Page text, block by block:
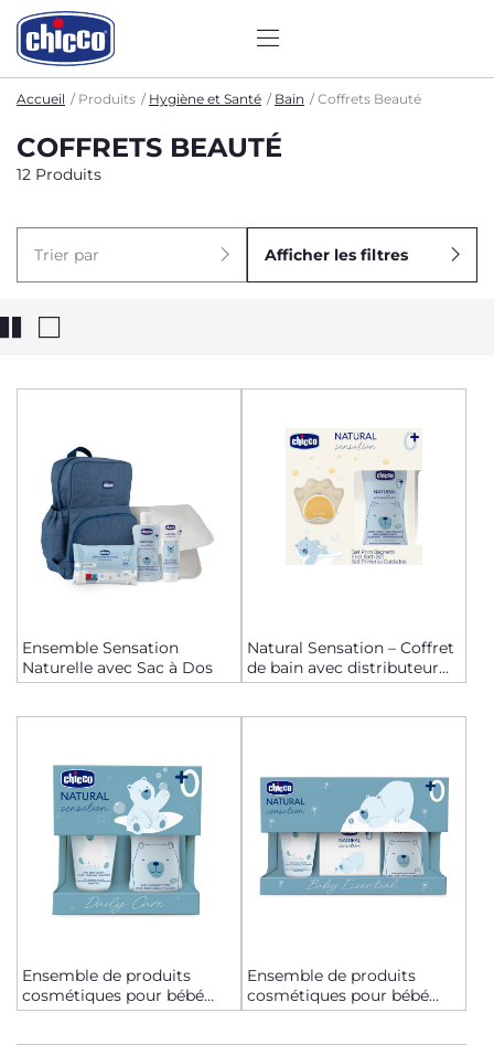
Accueil Produits Hygiène et Santé Bain Coffrets Beauté
COFFRETS BEAUTÉ
12 Produits
Trier par Afficher les filtres
Ensemble Sensation
Naturelle avec Sac à Dos
Natural Sensation – Coffret
de bain avec distributeur
de savon
Ensemble de produits
cosmétiques pour bébé
Natural Sensation - Soin
Ensemble de produits
cosmétiques pour bébé
Natural Sensation -